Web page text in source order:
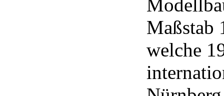
Maßstab
welche